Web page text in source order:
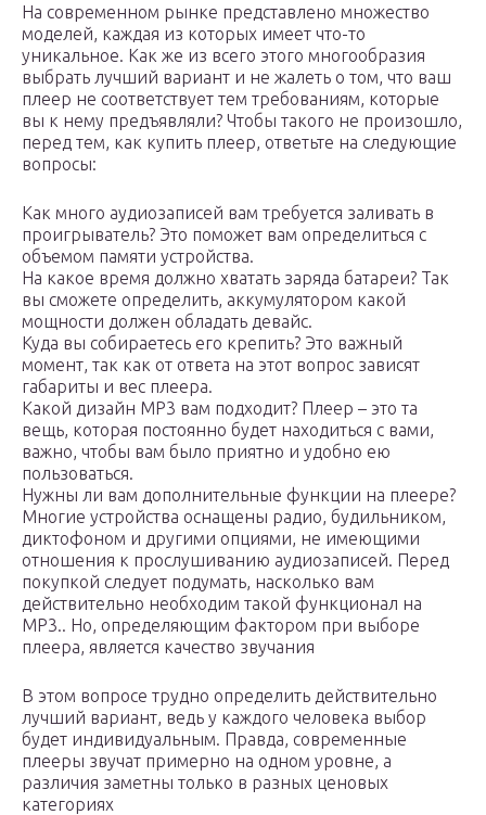
На современном рынке представлено множество
моделей, каждая из которых имеет что-то
уникальное. Как же из всего этого многообразия
выбрать лучший вариант и не жалеть о том, что ваш
плеер не соответствует тем требованиям, которые
вы к нему предъявляли? Чтобы такого не произошло,
перед тем, как купить плеер, ответьте на следующие
вопросы:
Как много аудиозаписей вам требуется заливать в
проигрыватель? Это поможет вам определиться с
объемом памяти устройства.
На какое время должно хватать заряда батареи? Так
вы сможете определить, аккумулятором какой
мощности должен обладать девайс.
Куда вы собираетесь его крепить? Это важный
момент, так как от ответа на этот вопрос зависят
габариты и вес плеера.
Какой дизайн MP3 вам подходит? Плеер – это та
вещь, которая постоянно будет находиться с вами,
важно, чтобы вам было приятно и удобно ею
пользоваться.
Нужны ли вам дополнительные функции на плеере?
Многие устройства оснащены радио, будильником,
диктофоном и другими опциями, не имеющими
отношения к прослушиванию аудиозаписей. Перед
покупкой следует подумать, насколько вам
действительно необходим такой функционал на
MP3.. Но, определяющим фактором при выборе
плеера, является качество звучания
В этом вопросе трудно определить действительно
лучший вариант, ведь у каждого человека выбор
будет индивидуальным. Правда, современные
плееры звучат примерно на одном уровне, а
различия заметны только в разных ценовых
категориях